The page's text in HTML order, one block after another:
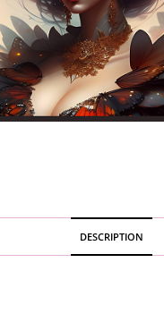
DESCRIPTION